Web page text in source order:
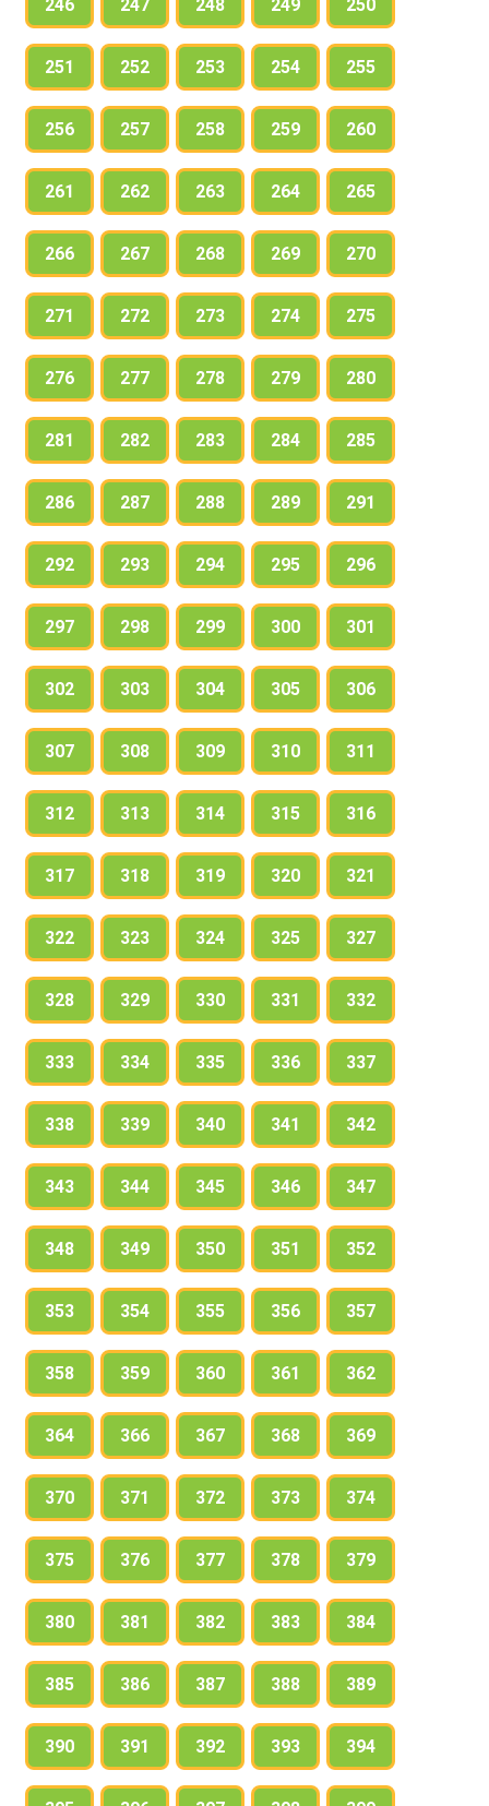
246 247 248 249 250
251 252 253 254 255
256 257 258 259 260
261 262 263 264 265
266 267 268 269 270
271 272 273 274 275
276 277 278 279 280
281 282 283 284 285
286 287 288 289 291
292 293 294 295 296
297 298 299 300 301
302 303 304 305 306
307 308 309 310 311
312 313 314 315 316
317 318 319 320 321
322 323 324 325 327
328 329 330 331 332
333 334 335 336 337
338 339 340 341 342
343 344 345 346 347
348 349 350 351 352
353 354 355 356 357
358 359 360 361 362
364 366 367 368 369
370 371 372 373 374
375 376 377 378 379
380 381 382 383 384
385 386 387 388 389
390 391 392 393 394